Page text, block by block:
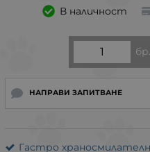
В наличност
бр.
НАПРАВИ ЗАПИТВАНЕ
Гастро